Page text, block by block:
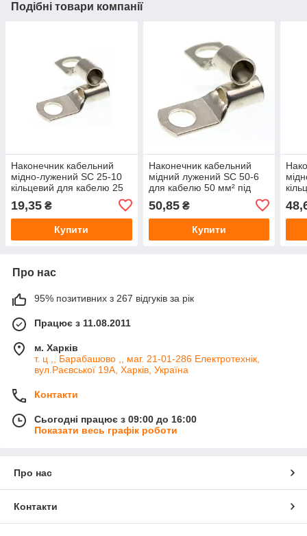
Подібні товари компанії
Наконечник кабельний
мідно-лужений SC 25-10
кільцевий для кабелю 25
19,35 ₴
Купити
Наконечник кабельний
мідний лужений SC 50-6
для кабелю 50 мм² під
50,85₴
Купити
Про нас
95% позитивних з 267 відгуків за рік
Працює з 11.08.2011
м. Харків
т. ц ,, Барабашово ,, маг. 21-01-286 Електротехнік,
вул.Раєвської 19А, Харків, Україна
Контакти
Сьогодні працює з 09:00 до 16:00
Показати весь графік роботи
Про нас
Контакти